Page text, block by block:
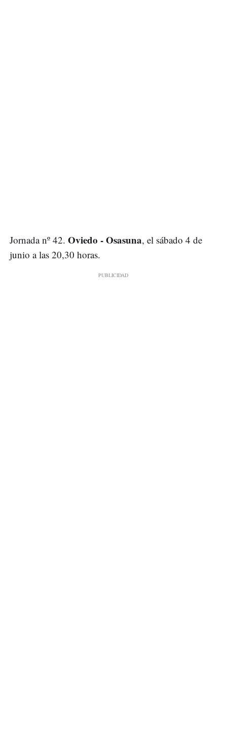
Jornada nº 42. Oviedo - Osasuna, el sábado 4 de
junio a las 20,30 horas.